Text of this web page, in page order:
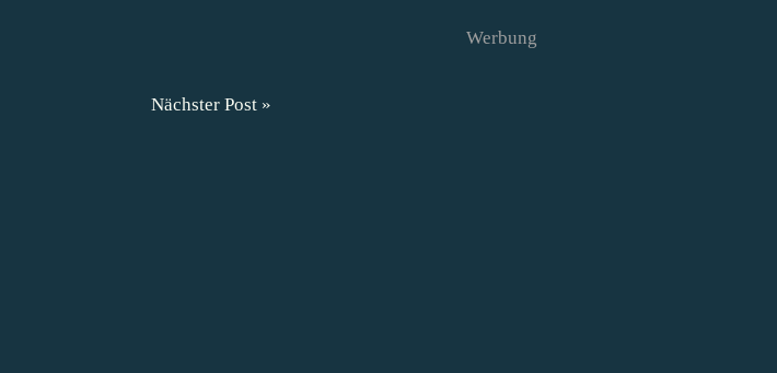
Nächster Post »
Werbung